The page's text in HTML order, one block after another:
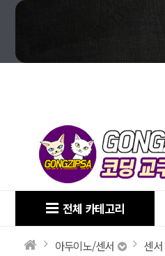
전체 카테고리
아두이노/센서 센서